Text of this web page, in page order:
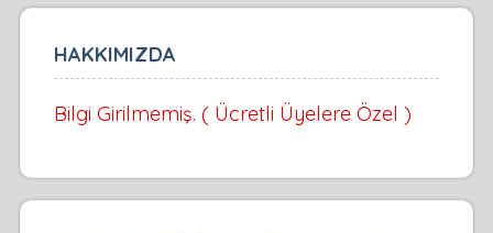
HAKKIMIZDA
Bilgi Girilmemiş. ( Ücretli Üyelere Özel )